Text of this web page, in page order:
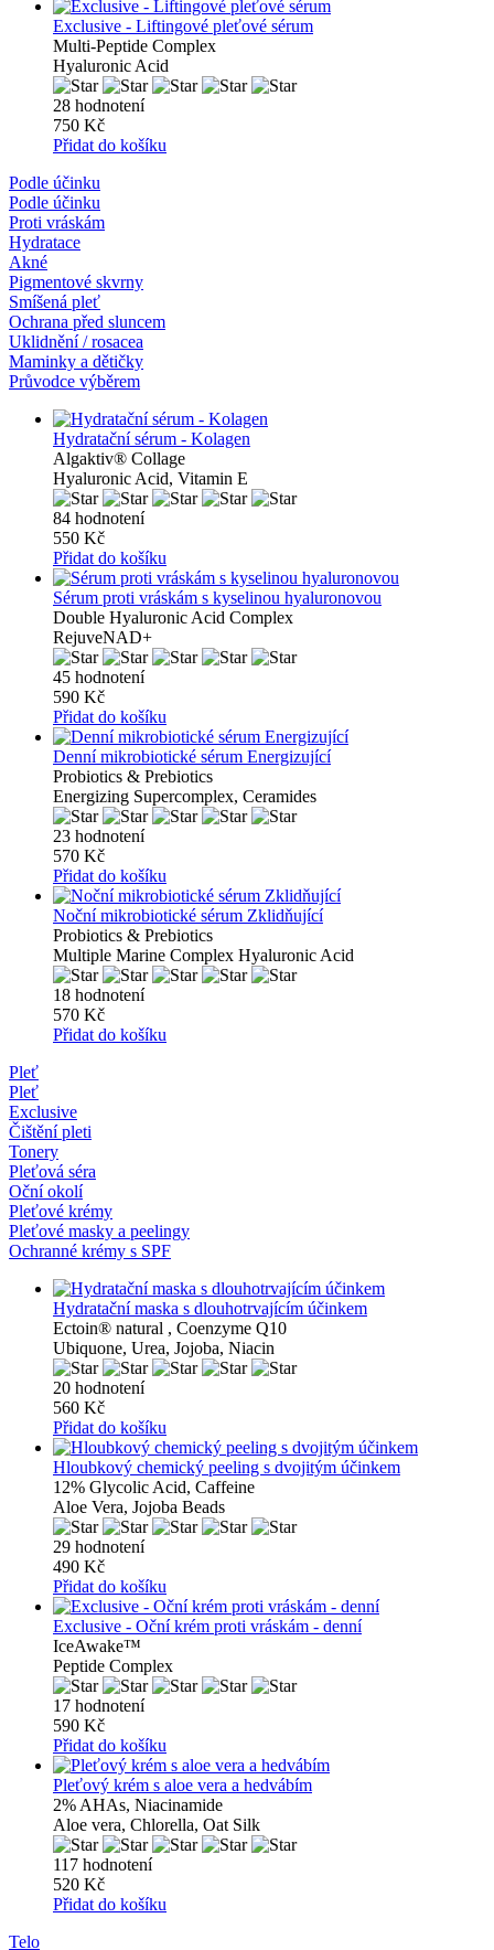
Exclusive - Liftingové pleťové sérum
Multi-Peptide Complex
Hyaluronic Acid
28 hodnotení
750 Kč
Přidat do košíku
Podle účinku
Podle účinku
Proti vráskám
Hydratace
Akné
Pigmentové skvrny
Smíšená pleť
Ochrana před sluncem
Uklidnění / rosacea
Maminky a dětičky
Průvodce výběrem
Hydratační sérum - Kolagen
Algaktiv® Collage
Hyaluronic Acid, Vitamin E
84 hodnotení
550 Kč
Přidat do košíku
Sérum proti vráskám s kyselinou hyaluronovou
Double Hyaluronic Acid Complex
RejuveNAD+
45 hodnotení
590 Kč
Přidat do košíku
Denní mikrobiotické sérum Energizující
Probiotics & Prebiotics
Energizing Supercomplex, Ceramides
23 hodnotení
570 Kč
Přidat do košíku
Noční mikrobiotické sérum Zklidňující
Probiotics & Prebiotics
Multiple Marine Complex Hyaluronic Acid
18 hodnotení
570 Kč
Přidat do košíku
Pleť
Pleť
Exclusive
Čištění pleti
Tonery
Pleťová séra
Oční okolí
Pleťové krémy
Pleťové masky a peelingy
Ochranné krémy s SPF
Hydratační maska ​​s dlouhotrvajícím účinkem
Ectoin® natural , Coenzyme Q10
Ubiquone, Urea, Jojoba, Niacin
20 hodnotení
560 Kč
Přidat do košíku
Hloubkový chemický peeling s dvojitým účinkem
12% Glycolic Acid, Caffeine
Aloe Vera, Jojoba Beads
29 hodnotení
490 Kč
Přidat do košíku
Exclusive - Oční krém proti vráskám - denní
IceAwake™
Peptide Complex
17 hodnotení
590 Kč
Přidat do košíku
Pleťový krém s aloe vera a hedvábím
2% AHAs, Niacinamide
Aloe vera, Chlorella, Oat Silk
117 hodnotení
520 Kč
Přidat do košíku
Telo